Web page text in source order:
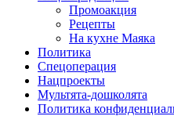
Промоакция
Рецепты
На кухне Маяка
Политика
Спецоперация
Нацпроекты
Мультята-дошколята
Политика